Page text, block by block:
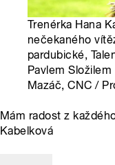
Trenérka Hana
nečekaného
pardubické,
Pavlem
Mazáč, CNC /
Mám radost z
Kabelková